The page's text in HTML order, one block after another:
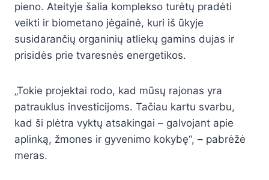
pieno. Ateityje šalia komplekso turėtų pradėti
veikti ir biometano jėgainė, kuri iš ūkyje
susidarančių organinių atliekų gamins dujas ir
prisidės prie tvaresnės energetikos.
„Tokie projektai rodo, kad mūsų rajonas yra
patrauklus investicijoms. Tačiau kartu svarbu,
kad ši plėtra vyktų atsakingai – galvojant apie
aplinką, žmones ir gyvenimo kokybę“, – pabrėžė
meras.